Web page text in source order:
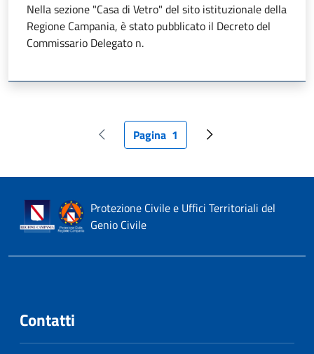
Nella sezione "Casa di Vetro" del sito istituzionale della
Regione Campania, è stato pubblicato il Decreto del
Commissario Delegato n.
Pagina precedente
Pagina attuale
Pagina 1 Pagina successiva
Protezione Civile e Uffici Territoriali del
Genio Civile
Contatti